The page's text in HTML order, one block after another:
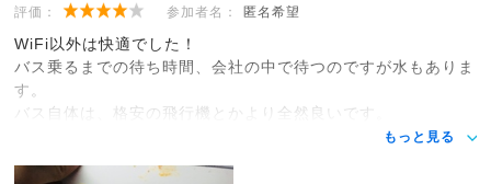
評価： 参加者名： 匿名希望
WiFi以外は快適でした！
バス乗るまでの待ち時間、会社の中で待つのですが水もありま
す。
バス自体は、格安の飛行機とかより全然良いです。
もっと見る